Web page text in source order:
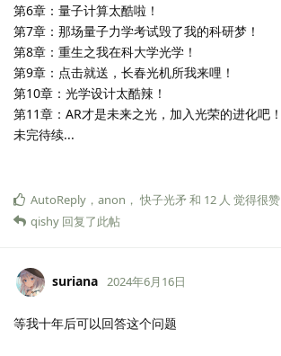
第6章：量子计算太酷啦！
第7章：那场量子力学考试毁了我的科研梦！
第8章：重生之我在科大学光学！
第9章：点击就送，长春光机所我来哩！
第10章：光学设计太酷辣！
第11章：AR才是未来之光，加入光荣的进化吧！
未完待续...
AutoReply ， anon ， 快子光矛和 12 人 觉得很赞
qishy 回复了此帖
suriana 2024年6月16日
等我十年后可以回答这个问题